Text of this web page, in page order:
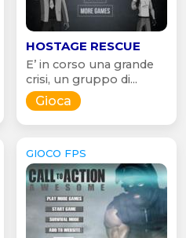
HOSTAGE RESCUE
E’ in corso una grande
crisi, un gruppo di...
Gioca
GIOCO FPS